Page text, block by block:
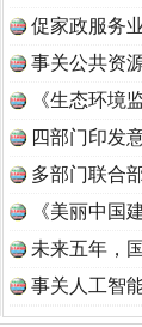
..·[视频]牢记初心使
促家政服务
事关公共资
《生态环境
读
四部门印发
多部门联合
《美丽中国
未来五年，
事关人工智